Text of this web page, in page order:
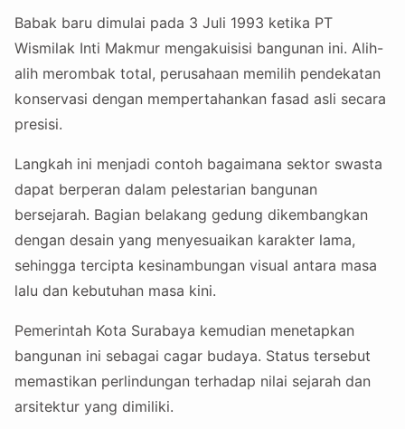
Babak baru dimulai pada 3 Juli 1993 ketika PT
Wismilak Inti Makmur mengakuisisi bangunan ini. Alih-
alih merombak total, perusahaan memilih pendekatan
konservasi dengan mempertahankan fasad asli secara
presisi.
Langkah ini menjadi contoh bagaimana sektor swasta
dapat berperan dalam pelestarian bangunan
bersejarah. Bagian belakang gedung dikembangkan
dengan desain yang menyesuaikan karakter lama,
sehingga tercipta kesinambungan visual antara masa
lalu dan kebutuhan masa kini.
Pemerintah Kota Surabaya kemudian menetapkan
bangunan ini sebagai cagar budaya. Status tersebut
memastikan perlindungan terhadap nilai sejarah dan
arsitektur yang dimiliki.